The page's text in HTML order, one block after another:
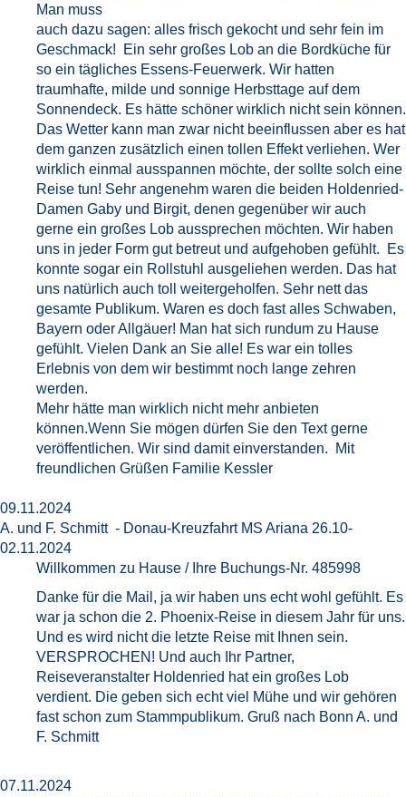
Man muss
auch dazu sagen: alles frisch gekocht und sehr fein im
Geschmack! Ein sehr großes Lob an die Bordküche für
so ein tägliches Essens-Feuerwerk. Wir hatten
traumhafte, milde und sonnige Herbsttage auf dem
Sonnendeck. Es hätte schöner wirklich nicht sein können.
Das Wetter kann man zwar nicht beeinflussen aber es hat
dem ganzen zusätzlich einen tollen Effekt verliehen. Wer
wirklich einmal ausspannen möchte, der sollte solch eine
Reise tun! Sehr angenehm waren die beiden Holdenried-
Damen Gaby und Birgit, denen gegenüber wir auch
gerne ein großes Lob aussprechen möchten. Wir haben
uns in jeder Form gut betreut und aufgehoben gefühlt. Es
konnte sogar ein Rollstuhl ausgeliehen werden. Das hat
uns natürlich auch toll weitergeholfen. Sehr nett das
gesamte Publikum. Waren es doch fast alles Schwaben,
Bayern oder Allgäuer! Man hat sich rundum zu Hause
gefühlt. Vielen Dank an Sie alle! Es war ein tolles
Erlebnis von dem wir bestimmt noch lange zehren
werden.
Mehr hätte man wirklich nicht mehr anbieten
können.Wenn Sie mögen dürfen Sie den Text gerne
veröffentlichen. Wir sind damit einverstanden. Mit
freundlichen Grüßen Familie Kessler
09.11.2024
A. und F. Schmitt - Donau-Kreuzfahrt MS Ariana 26.10-
02.11.2024
Willkommen zu Hause / Ihre Buchungs-Nr. 485998
Danke für die Mail, ja wir haben uns echt wohl gefühlt. Es
war ja schon die 2. Phoenix-Reise in diesem Jahr für uns.
Und es wird nicht die letzte Reise mit Ihnen sein.
VERSPROCHEN! Und auch Ihr Partner,
Reiseveranstalter Holdenried hat ein großes Lob
verdient. Die geben sich echt viel Mühe und wir gehören
fast schon zum Stammpublikum. Gruß nach Bonn A. und
F. Schmitt
07.11.2024